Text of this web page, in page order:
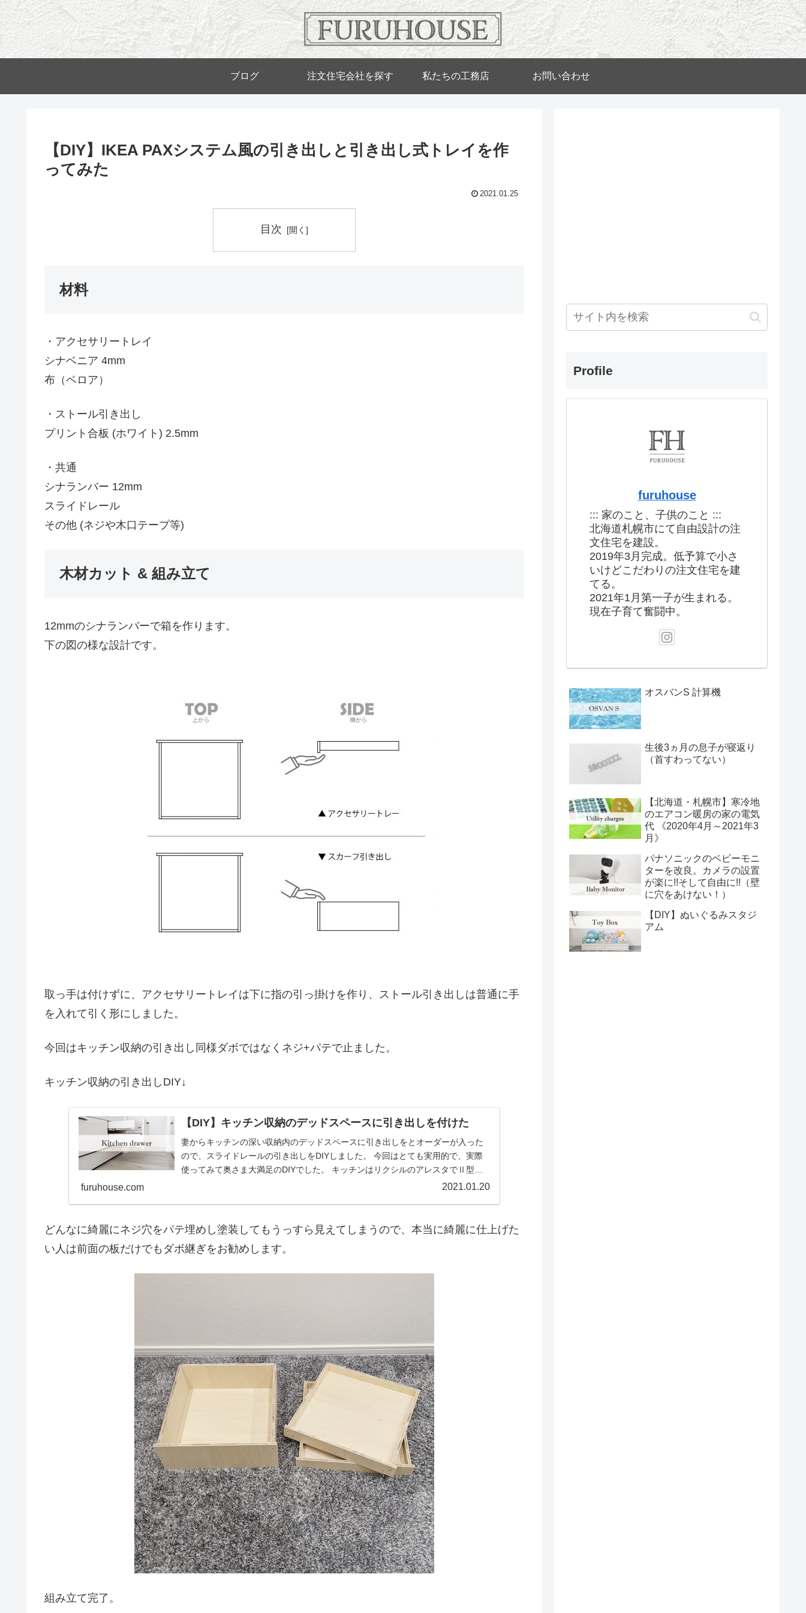
ブログ 注文住宅会社を探す 私たちの工務店 お問い合わせ
【DIY】IKEA PAXシステム風の引き出しと引き出し式トレイを作
ってみた
2021.01.25
目次
材料
・アクセサリートレイ
シナベニア 4mm
布（ベロア）
・ストール引き出し
プリント合板 (ホワイト) 2.5mm
・共通
シナランバー 12mm
スライドレール
その他 (ネジや木口テープ等)
木材カット & 組み立て
12mmのシナランバーで箱を作ります。
下の図の様な設計です。
取っ手は付けずに、アクセサリートレイは下に指の引っ掛けを作り、ストール引き出しは普通に手
を入れて引く形にしました。
今回はキッチン収納の引き出し同様ダボではなくネジ+パテで止ました。
キッチン収納の引き出しDIY↓
【DIY】キッチン収納のデッドスペースに引き出しを付けた
妻からキッチンの深い収納内のデッドスペースに引き出しをとオーダーが入った
ので、スライドレールの引き出しをDIYしました。 今回はとても実用的で、実際
使ってみて奥さま大満足のDIYでした。 キッチンはリクシルのアレスタでⅡ型キ
furuhouse.com 2021.01.20
どんなに綺麗にネジ穴をパテ埋めし塗装してもうっすら見えてしまうので、本当に綺麗に仕上げた
い人は前面の板だけでもダボ継ぎをお勧めします。
組み立て完了。
Profile
furuhouse
::: 家のこと、子供のこと :::
北海道札幌市にて自由設計の注
文住宅を建設。
2019年3月完成。低予算で小さ
いけどこだわりの注文住宅を建
てる。
2021年1月第一子が生まれる。
現在子育て奮闘中。
オスバンS 計算機
生後3ヵ月の息子が寝返り
（首すわってない）
【北海道・札幌市】寒冷地
のエアコン暖房の家の電気
代 《2020年4月～2021年3
月》
パナソニックのベビーモニ
ターを改良。カメラの設置
が楽に!!そして自由に!!（壁
に穴をあけない！）
【DIY】ぬいぐるみスタジ
アム